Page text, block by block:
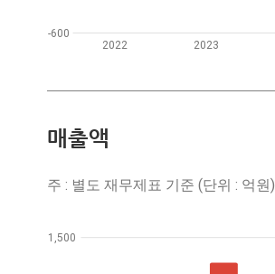
2022 2023
-600
매출액
주 : 별도 재무제표 기준 (단위 : 억원)
1,500